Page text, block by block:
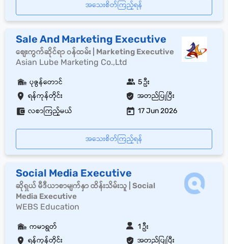
အသေးစိတ်ကြည့်ရန်
Sale And Marketing Executive
စျေးကွက်ဆိုင်ရာ ၀န်ထမ်း | Marketing Executive
Asian Lube Marketing Co.,Ltd
ရန်ကုန်တိုင်း အတည်ပြုပြီး
ပုဇွန်တောင် 5 ဦး
လစာကြည့်မယ် 17 Jun 2026
အသေးစိတ်ကြည့်ရန်
Social Media Executive
ဆိုရှယ် မီဒီယာစာမျက်နှာ ထိန်းသိမ်းသူ | Social
Media Executive
WEBS Education
ရန်ကုန်တိုင်း အတည်ပြုပြီး
ကမာရွတ် 1 ဦး